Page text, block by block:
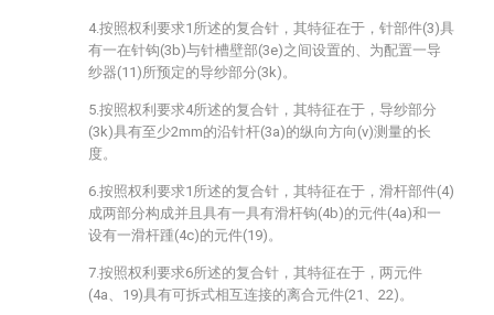
4.按照权利要求1所述的复合针，其特征在于，针部件(3)具
有一在针钩(3b)与针槽壁部(3e)之间设置的、为配置一导
纱器(11)所预定的导纱部分(3k)。
5.按照权利要求4所述的复合针，其特征在于，导纱部分
(3k)具有至少2mm的沿针杆(3a)的纵向方向(v)测量的长
度。
6.按照权利要求1所述的复合针，其特征在于，滑杆部件(4)
成两部分构成并且具有一具有滑杆钩(4b)的元件(4a)和一
设有一滑杆踵(4c)的元件(19)。
7.按照权利要求6所述的复合针，其特征在于，两元件
(4a、19)具有可拆式相互连接的离合元件(21、22)。